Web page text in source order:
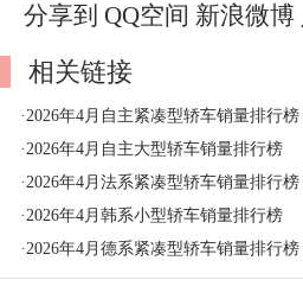
分享到 QQ空间 新浪微博
相关链接
·2026年4月自主紧凑型轿车销量排行榜
·2026年4月自主大型轿车销量排行榜
·2026年4月法系紧凑型轿车销量排行榜
·2026年4月韩系小型轿车销量排行榜
·2026年4月德系紧凑型轿车销量排行榜